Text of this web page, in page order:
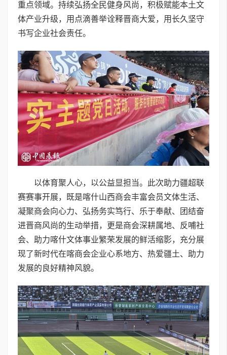
重点领域。持续弘扬全民健身风尚，积极赋能本土文
体产业升级，用点滴善举诠释晋商大爱，用长久坚守
书写企业社会责任。
以体育聚人心，以公益显担当。此次助力疆超联
赛赛事开展，既是喀什山西商会丰富会员文体生活、
凝聚商会向心力、弘扬务实笃行、乐于奉献、团结奋
进晋商风尚的生动举措，更是商会深耕属地、反哺社
会、助力喀什文体事业繁荣发展的鲜活缩影，充分展
现了新时代在喀商会企业心系地方、热爱疆土、助力
发展的良好精神风貌。